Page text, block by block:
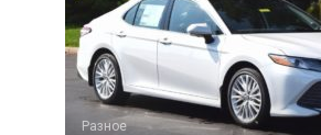
Разное